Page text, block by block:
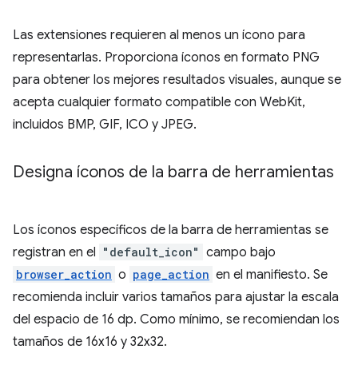
Las extensiones requieren al menos un ícono para
representarlas. Proporciona íconos en formato PNG
para obtener los mejores resultados visuales, aunque se
acepta cualquier formato compatible con WebKit,
incluidos BMP, GIF, ICO y JPEG.
Designa íconos de la barra de herramientas
Los íconos específicos de la barra de herramientas se
registran en el "default_icon" campo bajo
browser_action o page_action en el manifiesto. Se
recomienda incluir varios tamaños para ajustar la escala
del espacio de 16 dp. Como mínimo, se recomiendan los
tamaños de 16x16 y 32x32.